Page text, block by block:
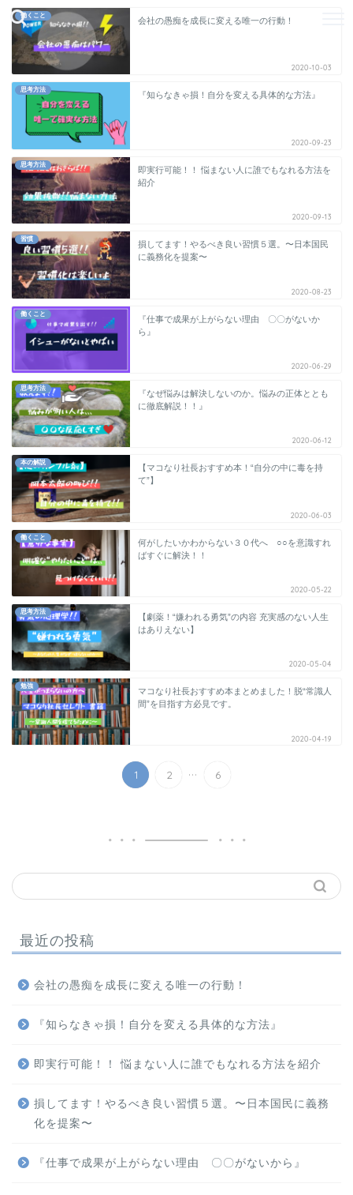
働くこと
会社の愚痴を成長に変える唯一の行動！
2020-10-03
思考方法
『知らなきゃ損！自分を変える具体的な方法』
2020-09-23
思考方法
即実行可能！！ 悩まない人に誰でもなれる方法を
紹介
2020-09-13
習慣
損してます！やるべき良い習慣５選。〜日本国民
に義務化を提案〜
2020-08-23
働くこと
『仕事で成果が上がらない理由 〇〇がないか
ら』
2020-06-29
思考方法
『なぜ悩みは解決しないのか。悩みの正体ととも
に徹底解説！！』
2020-06-12
本の解説
【マコなり社長おすすめ本！“自分の中に毒を持
て”】
2020-06-03
働くこと
何がしたいかわからない３０代へ ○○を意識すれ
ばすぐに解決！！
2020-05-22
思考方法
【劇薬！“嫌われる勇気”の内容 充実感のない人生
はありえない】
2020-05-04
勉強
マコなり社長おすすめ本まとめました！脱“常識人
間”を目指す方必見です。
2020-04-19
1 2 ... 6
最近の投稿
会社の愚痴を成長に変える唯一の行動！
『知らなきゃ損！自分を変える具体的な方法』
即実行可能！！ 悩まない人に誰でもなれる方法を紹介
損してます！やるべき良い習慣５選。〜日本国民に義務
化を提案〜
『仕事で成果が上がらない理由 〇〇がないから』